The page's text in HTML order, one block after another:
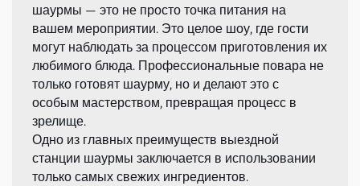
шаурмы — это не просто точка питания на
вашем мероприятии. Это целое шоу, где гости
могут наблюдать за процессом приготовления их
любимого блюда. Профессиональные повара не
только готовят шаурму, но и делают это с
особым мастерством, превращая процесс в
зрелище.
Одно из главных преимуществ выездной
станции шаурмы заключается в использовании
только самых свежих ингредиентов.